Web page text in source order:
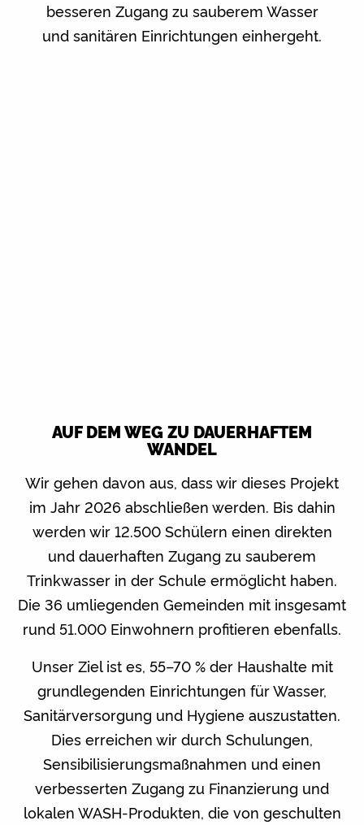
besseren Zugang zu sauberem Wasser
und sanitären Einrichtungen einhergeht.
AUF DEM WEG ZU DAUERHAFTEM
WANDEL
Wir gehen davon aus, dass wir dieses Projekt
im Jahr 2026 abschließen werden. Bis dahin
werden wir 12.500 Schülern einen direkten
und dauerhaften Zugang zu sauberem
Trinkwasser in der Schule ermöglicht haben.
Die 36 umliegenden Gemeinden mit insgesamt
rund 51.000 Einwohnern profitieren ebenfalls.
Unser Ziel ist es, 55–70 % der Haushalte mit
grundlegenden Einrichtungen für Wasser,
Sanitärversorgung und Hygiene auszustatten.
Dies erreichen wir durch Schulungen,
Sensibilisierungsmaßnahmen und einen
verbesserten Zugang zu Finanzierung und
lokalen WASH-Produkten, die von geschulten